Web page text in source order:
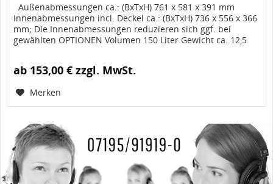
Außenabmessungen ca.: (BxTxH) 761 x 581 x 391 mm
Innenabmessungen incl. Deckel ca.: (BxTxH) 736 x 556 x 366
mm; Die Innenabmessungen reduzieren sich ggf. bei
gewählten OPTIONEN Volumen 150 Liter Gewicht ca. 12,5
ab 153,00 € zzgl. MwSt.
Merken